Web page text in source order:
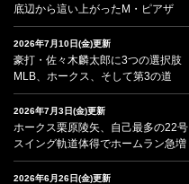
底辺から這い上がったM・ピアザ
2026年7月10日(金)更新
豪打・佐々木麟太郎に3つの選択肢
MLB、ホークス、そして第3の道
2026年7月3日(金)更新
ホークス栗原陵矢、自己最多の22号
スイング軌道体得でホームラン急増
2026年6月26日(金)更新